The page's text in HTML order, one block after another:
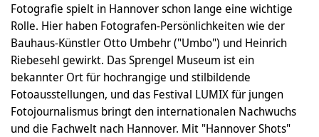
Fotografie spielt in Hannover schon lange eine wichtige
Rolle. Hier haben Fotografen-Persönlichkeiten wie der
Bauhaus-Künstler Otto Umbehr ("Umbo") und Heinrich
Riebesehl gewirkt. Das Sprengel Museum ist ein
bekannter Ort für hochrangige und stilbildende
Fotoausstellungen, und das Festival LUMIX für jungen
Fotojournalismus bringt den internationalen Nachwuchs
und die Fachwelt nach Hannover. Mit "Hannover Shots"